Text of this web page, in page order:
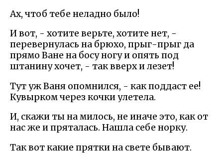
Ах, чтоб тебе неладно было!
И вот, - хотите верьте, хотите нет, -
перевернулась на брюхо, прыг-прыг да
прямо Ване на босу ногу и опять под
штанину хочет, - так вверх и лезет!
Тут уж Ваня опомнился, - как поддаст ее!
Кувырком через кочки улетела.
И, скажи ты на милось, не иначе это, как от
нас же и пряталась. Нашла себе норку.
Так вот какие прятки на свете бывают.